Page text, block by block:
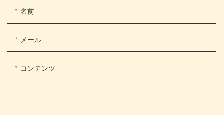
名前
メール
コンテンツ